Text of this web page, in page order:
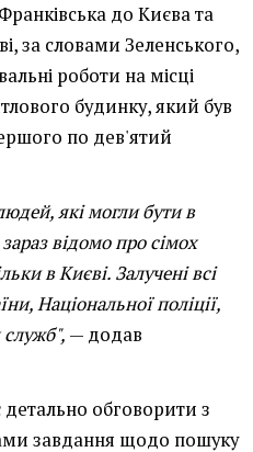
до Києва та
за словами Зеленського,
роботи на місці
будинку, який був
по дев'ятий
які могли бути в
відомо про сімох
в Києві. Залучені всі
Національної поліції,
— додав
обговорити з
завдання щодо пошуку